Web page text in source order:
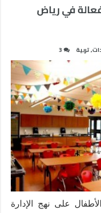
في رياض
,تربية 3
على نهج الإدارة